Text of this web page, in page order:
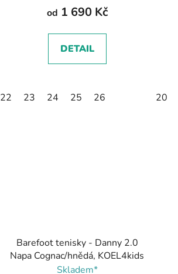
od 1 690 Kč
DETAIL
22 23 24 25 26 20
Barefoot tenisky - Danny 2.0
Napa Cognac/hnědá, KOEL4kids
Skladem*